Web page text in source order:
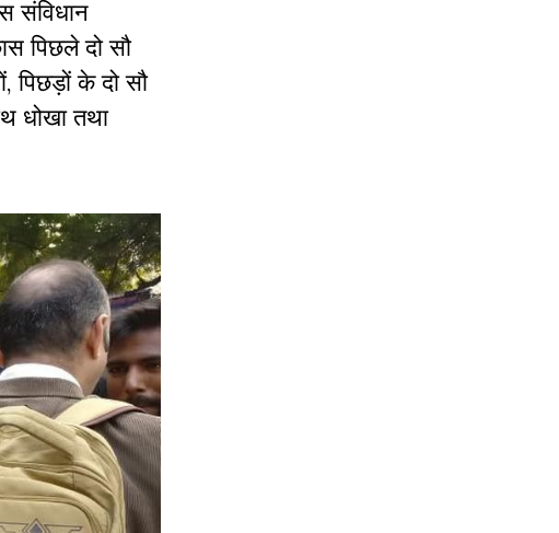
संविधान
पिछले दो सौ
,पिछड़ों के दो सौ
धोखा तथा